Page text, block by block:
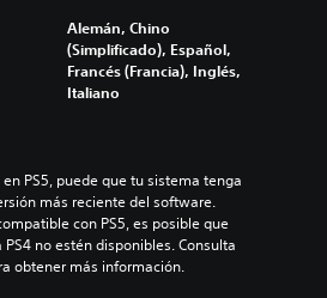
Alemán, Chino
(Simplificado), Español,
Francés (Francia), Inglés,
Italiano
PS5, puede que tu sistema tenga
más reciente del software.
con PS5, es posible que
no estén disponibles. Consulta
obtener más información.